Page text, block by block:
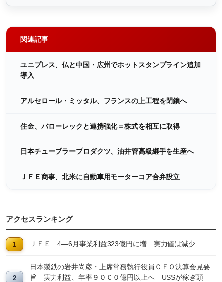
関連記事
ユニプレス、仏と中国・広州でホットスタンプライン追加
導入
アルセロール・ミッタル、フランスの上工程を閉鎖へ
住金、バローレックと連携強化＝株式を相互に取得
日本チューブラープロダクツ、油井管高級継手を生産へ
ＪＦＥ商事、北米に自動車用モーターコア合弁設立
アクセスランキング
ＪＦＥ 4―6月事業利益323億円に増 実力値は減少
日本製鉄の岩井尚彦・上席常務執行役員ＣＦＯ決算会見要
旨 実力利益、年率９０００億円以上へ USSが稼ぎ頭